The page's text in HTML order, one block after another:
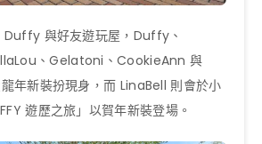
Duffy 與好友遊玩屋，Duffy、
、Gelatoni、CookieAnn 與
年新裝扮現身，而 LinaBell 則會於小
遊歷之旅」以賀年新裝登場。